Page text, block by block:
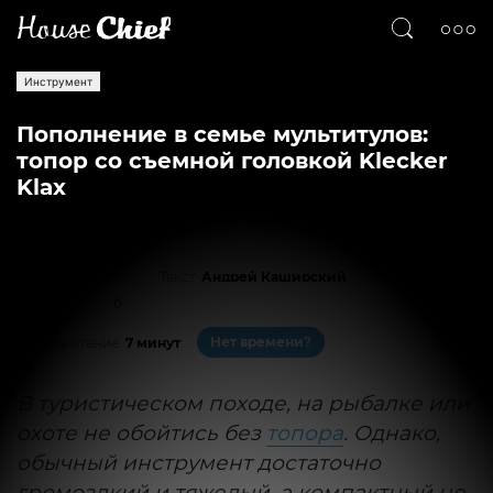
Инструмент
Пополнение в семье мультитулов:
топор со съемной головкой Klecker
Klax
7 минут Нет времени?
В туристическом походе, на рыбалке или
охоте не обойтись без топора. Однако,
обычный инструмент достаточно